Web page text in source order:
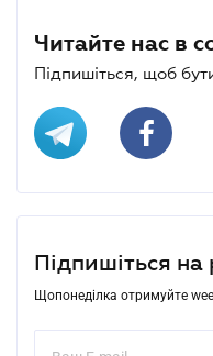
Читайте нас в
Підпишіться, щоб
Підпишіться на
Щопонеділка отримуйте